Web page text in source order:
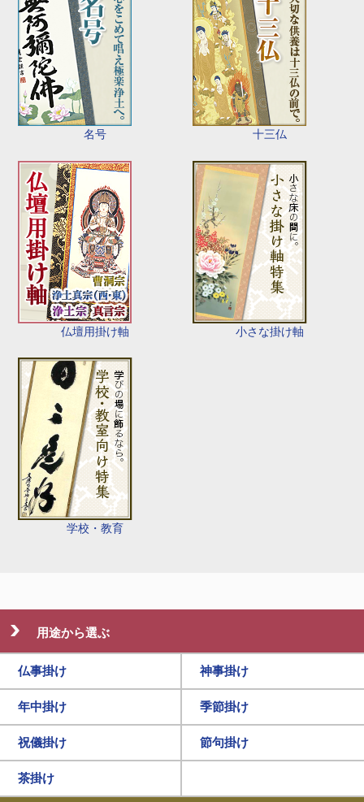
名号 十三仏
仏壇用掛け軸 小さな掛け軸
学校・教育
用途から選ぶ
仏事掛け 神事掛け
年中掛け 季節掛け
祝儀掛け 節句掛け
茶掛け